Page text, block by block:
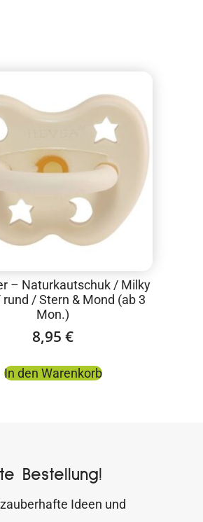
– Naturkautschuk / Milky
/ Stern & Mond (ab 3
Mon.)
8,95 €
In den Warenkorb
Bestellung!
Ideen und